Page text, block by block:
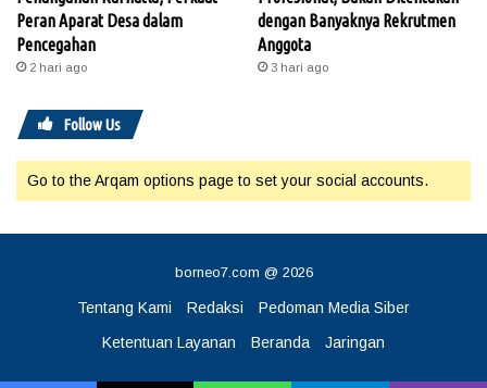
Peran Aparat Desa dalam
Pencegahan
2 hari ago
dengan Banyaknya Rekrutmen
Anggota
3 hari ago
Follow Us
Go to the Arqam options page to set your social accounts.
borneo7.com @ 2026
Tentang Kami Redaksi
Pedoman Media Siber
Ketentuan Layanan
Beranda Jaringan